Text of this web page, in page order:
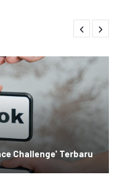
Challenge' Terbaru